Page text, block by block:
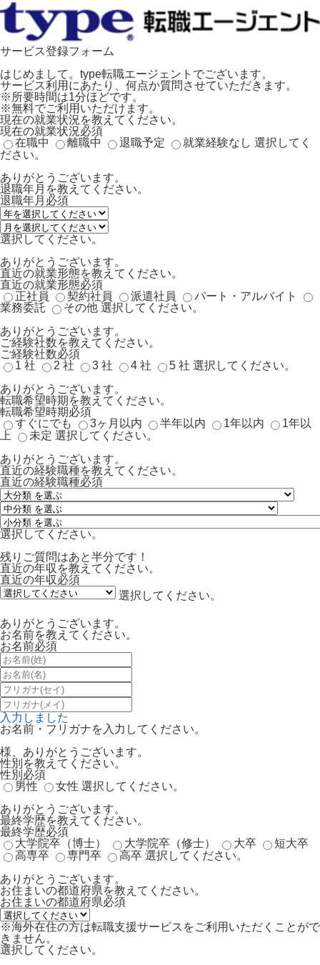
サービス登録フォーム
はじめまして。type転職エージェントでございます。
サービス利用にあたり、何点か質問させていただきます。
※所要時間は1分ほどです。
※無料でご利用いただけます。
現在の就業状況を教えてください。
現在の就業状況必須
在職中
離職中 退職予定 就業経験なし 選択してく
ださい。
ありがとうございます。
退職年月を教えてください。
退職年月 必須
選択してください。
ありがとうございます。
直近の就業形態を教えてください。
直近の就業形態必須
正社員
契約社員 派遣社員
パート・アルバイト
業務委託
その他 選択してください。
ありがとうございます。
ご経験社数を教えてください。
ご経験社数必須
1 社
2 社 3 社 4 社 5 社 選択してください。
ありがとうございます。
転職希望時期を教えてください。
転職希望時期必須
すぐにでも
3ヶ月以内 半年以内 1年以内
1年以
上
未定 選択してください。
ありがとうございます。
直近の経験職種を教えてください。
直近の経験職種必須
選択してください。
残りご質問はあと半分です！
直近の年収を教えてください。
直近の年収必須
選択してください。
ありがとうございます。
お名前を教えてください。
お名前必須
入力しました
お名前・フリガナを入力してください。
様、ありがとうございます。
性別を教えてください。
性別 必須
男性
女性 選択してください。
ありがとうございます。
最終学歴を教えてください。
最終学歴必須
大学院卒（博士）
大学院卒（修士） 大卒
短大卒
高専卒
専門卒 高卒 選択してください。
ありがとうございます。
お住まいの都道府県を教えてください。
お住まいの都道府県必須
※海外在住の方は転職支援サービスをご利用いただくことがで
きません。
選択してください。